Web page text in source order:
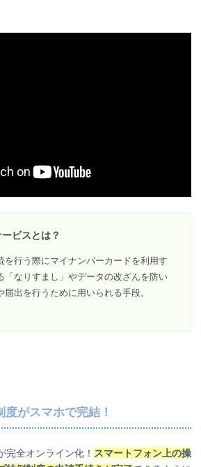
ビスとは？
を行う際にマイナンバーカードを利用す
「なりすまし」やデータの改ざんを防い
出を行うために用いられる手段。
がスマホで完結！
完全オンライン化！ スマートフォン上の操